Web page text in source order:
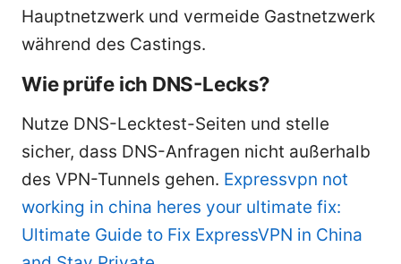
Hauptnetzwerk und vermeide Gastnetzwerk
während des Castings.
Wie prüfe ich DNS-Lecks?
Nutze DNS-Lecktest-Seiten und stelle
sicher, dass DNS-Anfragen nicht außerhalb
des VPN-Tunnels gehen. Expressvpn not
working in china heres your ultimate fix:
Ultimate Guide to Fix ExpressVPN in China